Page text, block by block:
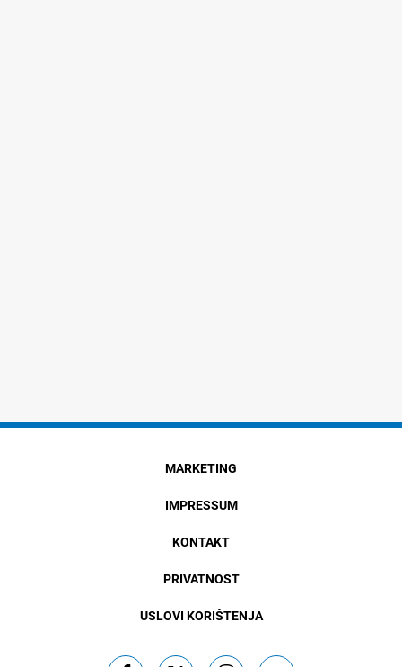
MARKETING
IMPRESSUM
KONTAKT
PRIVATNOST
USLOVI KORIŠTENJA